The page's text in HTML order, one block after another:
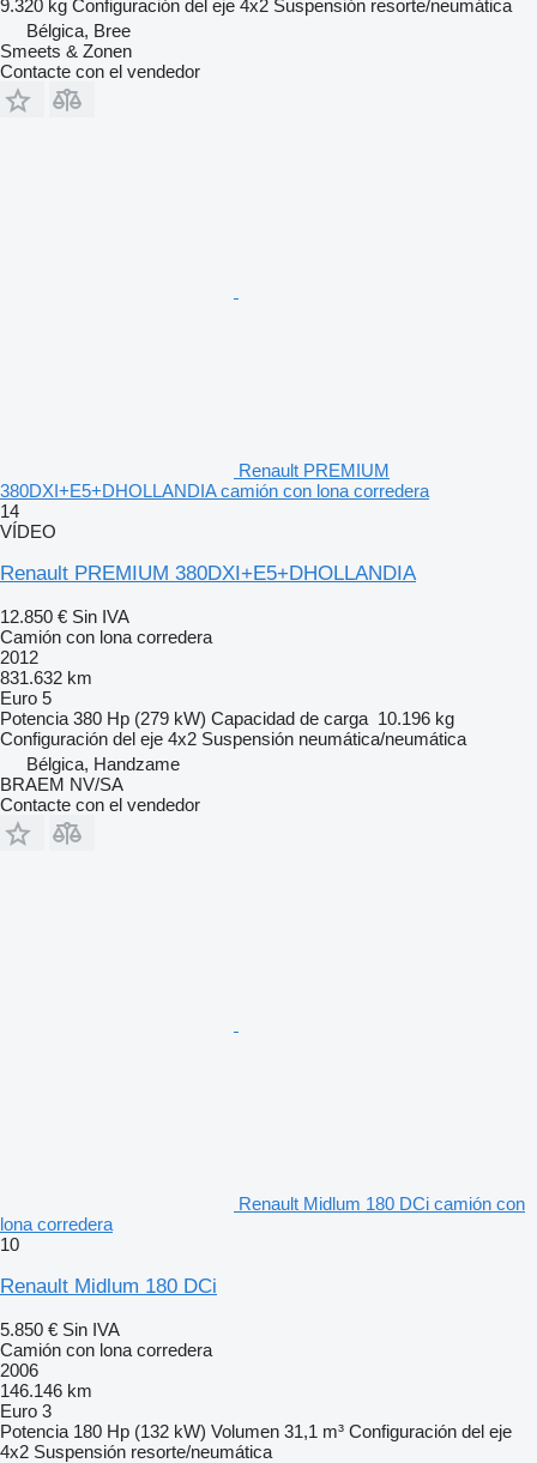
9.320 kg Configuración del eje 4x2 Suspensión resorte/neumática
Bélgica, Bree
Smeets & Zonen
Contacte con el vendedor
Renault PREMIUM
380DXI+E5+DHOLLANDIA camión con lona corredera
14
VÍDEO
Renault PREMIUM 380DXI+E5+DHOLLANDIA
12.850 € Sin IVA
Camión con lona corredera
2012
831.632 km
Euro 5
Potencia 380 Hp (279 kW) Capacidad de carga 10.196 kg
Configuración del eje 4x2 Suspensión neumática/neumática
Bélgica, Handzame
BRAEM NV/SA
Contacte con el vendedor
Renault Midlum 180 DCi camión con
lona corredera
10
Renault Midlum 180 DCi
5.850 € Sin IVA
Camión con lona corredera
2006
146.146 km
Euro 3
Potencia 180 Hp (132 kW) Volumen 31,1 m³ Configuración del eje
4x2 Suspensión resorte/neumática